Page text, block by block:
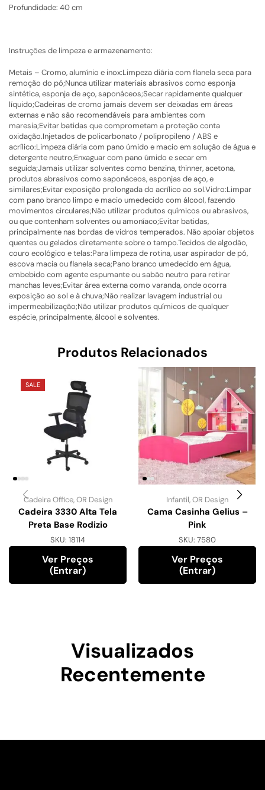
Profundidade: 40 cm
Instruções de limpeza e armazenamento:
Metais – Cromo, alumínio e inox:Limpeza diária com flanela seca para
remoção do pó;Nunca utilizar materiais abrasivos como esponja
sintética, esponja de aço, saponáceos;Secar rapidamente qualquer
líquido;Cadeiras de cromo jamais devem ser deixadas em áreas
externas e não são recomendáveis para ambientes com
maresia;Evitar batidas que comprometam a proteção conta
oxidação.Injetados de policarbonato / polipropileno / ABS e
acrílico:Limpeza diária com pano úmido e macio em solução de água e
detergente neutro;Enxaguar com pano úmido e secar em
seguida;Jamais utilizar solventes como benzina, thinner, acetona,
produtos abrasivos como saponáceos, esponjas de aço, e
similares;Evitar exposição prolongada do acrílico ao sol.Vidro:Limpar
com pano branco limpo e macio umedecido com álcool, fazendo
movimentos circulares;Não utilizar produtos químicos ou abrasivos,
ou que contenham solventes ou amoníaco;Evitar batidas,
principalmente nas bordas de vidros temperados. Não apoiar objetos
quentes ou gelados diretamente sobre o tampo.Tecidos de algodão,
couro ecológico e telas:Para limpeza de rotina, usar aspirador de pó,
escova macia ou flanela seca;Pano branco umedecido em água,
embebido com agente espumante ou sabão neutro para retirar
manchas leves;Evitar área externa como varanda, onde ocorra
exposição ao sol e à chuva;Não realizar lavagem industrial ou
impermeabilização;Não utilizar produtos químicos de qualquer
espécie, principalmente, álcool e solventes.
Produtos Relacionados
SALE
Cadeira Office,OR Design
Cadeira 3330 Alta Tela
Preta Base Rodizio
SKU: 18114
Ver Preços
(entrar)
Infantil,OR Design
Cama Casinha Gelius –
Pink
SKU: 7580
Ver Preços
(entrar)
Visualizados
Recentemente